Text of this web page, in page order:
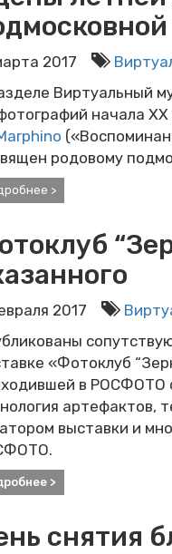
2017
Виртуальный
начала
родовому
>
2017
«Фотоклуб
в РОСФОТО
артефактов,
выставки и
>
снятия